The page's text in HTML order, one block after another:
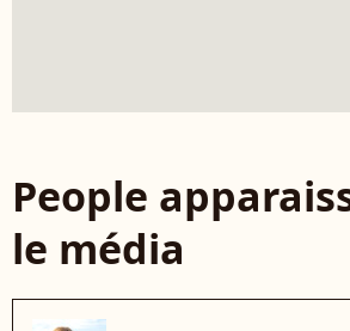
People
le média